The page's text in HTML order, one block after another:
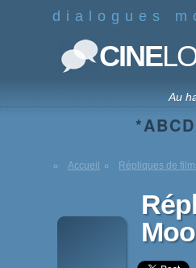
dialogues
CINE
Au
*ABCD
Accueil Répliques de